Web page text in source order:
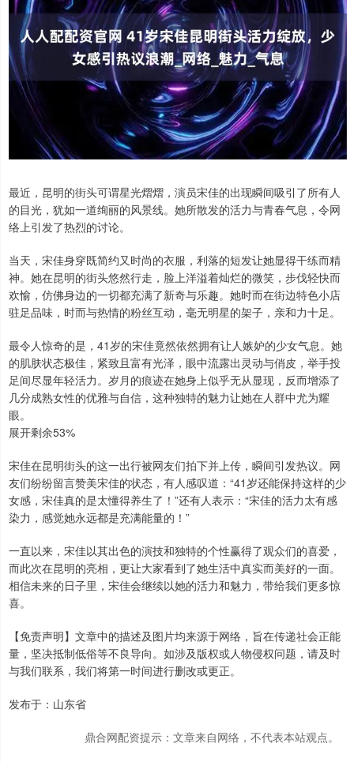
最近，昆明的街头可谓星光熠熠，演员宋佳的出现瞬间吸引了所有人
的目光，犹如一道绚丽的风景线。她所散发的活力与青春气息，令网
络上引发了热烈的讨论。
当天，宋佳身穿既简约又时尚的衣服，利落的短发让她显得干练而精
神。她在昆明的街头悠然行走，脸上洋溢着灿烂的微笑，步伐轻快而
欢愉，仿佛身边的一切都充满了新奇与乐趣。她时而在街边特色小店
驻足品味，时而与热情的粉丝互动，毫无明星的架子，亲和力十足。
最令人惊奇的是，41岁的宋佳竟然依然拥有让人嫉妒的少女气息。她
的肌肤状态极佳，紧致且富有光泽，眼中流露出灵动与俏皮，举手投
足间尽显年轻活力。岁月的痕迹在她身上似乎无从显现，反而增添了
几分成熟女性的优雅与自信，这种独特的魅力让她在人群中尤为耀
眼。
展开剩余53%
宋佳在昆明街头的这一出行被网友们拍下并上传，瞬间引发热议。网
友们纷纷留言赞美宋佳的状态，有人感叹道：“41岁还能保持这样的少
女感，宋佳真的是太懂得养生了！”还有人表示：“宋佳的活力太有感
染力，感觉她永远都是充满能量的！”
一直以来，宋佳以其出色的演技和独特的个性赢得了观众们的喜爱，
而此次在昆明的亮相，更让大家看到了她生活中真实而美好的一面。
相信未来的日子里，宋佳会继续以她的活力和魅力，带给我们更多惊
喜。
【免责声明】文章中的描述及图片均来源于网络，旨在传递社会正能
量，坚决抵制低俗等不良导向。如涉及版权或人物侵权问题，请及时
与我们联系，我们将第一时间进行删改或更正。
发布于：山东省
鼎合网配资提示：文章来自网络，不代表本站观点。